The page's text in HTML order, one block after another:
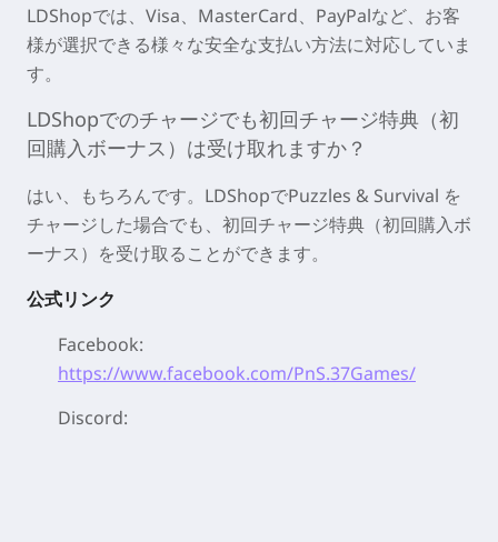
LDShopでは、Visa、MasterCard、PayPalなど、お客
様が選択できる様々な安全な支払い方法に対応していま
す。
LDShopでのチャージでも初回チャージ特典（初
回購入ボーナス）は受け取れますか？
はい、もちろんです。LDShopでPuzzles & Survival を
チャージした場合でも、初回チャージ特典（初回購入ボ
ーナス）を受け取ることができます。
公式リンク
Facebook:
https://www.facebook.com/PnS.37Games/
Discord: